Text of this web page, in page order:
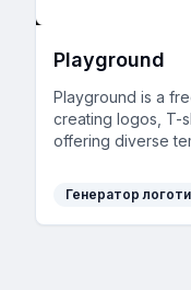
Playground
Playground is a
creating logos, T-
offering diverse
Генератор